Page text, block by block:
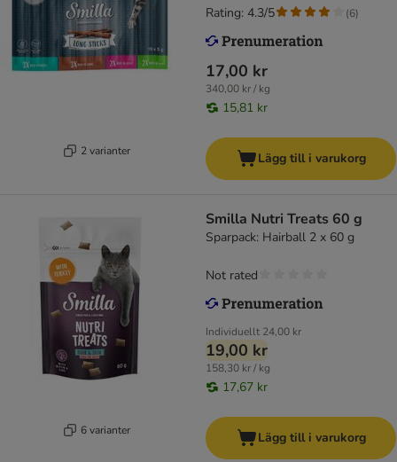
2 varianter
17,00 kr
340,00 kr / kg
15,81 kr
Rating: 4.3/5 (6)
Lägg till i varukorg
6 varianter
Smilla Nutri Treats 60 g
Sparpack: Hairball 2 x 60 g
Individuellt 24,00 kr
19,00 kr
158,30 kr / kg
17,67 kr
Not rated
Lägg till i varukorg